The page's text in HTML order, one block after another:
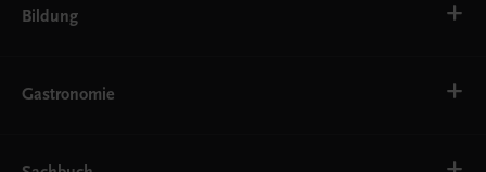
Bildung
AHS
EWF/ZWF
Gastronomie